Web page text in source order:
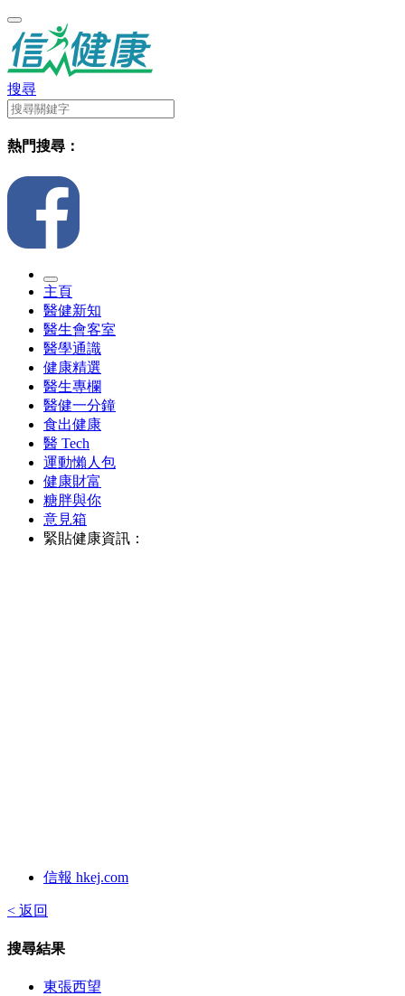
搜尋
熱門搜尋：
主頁
醫健新知
醫生會客室
醫學通識
健康精選
醫生專欄
醫健一分鐘
食出健康
醫 Tech
運動懶人包
健康財富
糖胖與你
意見箱
緊貼健康資訊：
信報 hkej.com
< 返回
搜尋結果
東張西望